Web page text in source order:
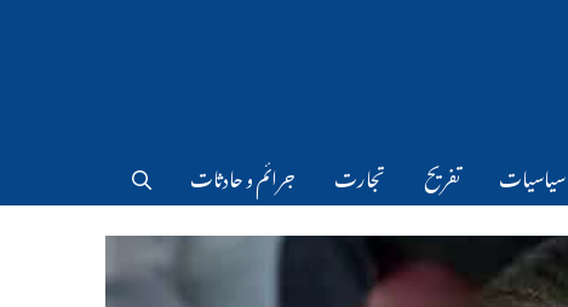
سیاسیات تفریح تجارت جرائم و حادثات